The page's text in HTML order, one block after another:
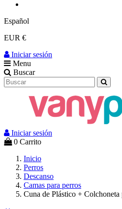
Español
EUR €
Iniciar sesión
Menu
Buscar
Iniciar sesión
0 Carrito
Inicio
Perros
Descanso
Camas para perros
Cuna de Plástico + Colchoneta